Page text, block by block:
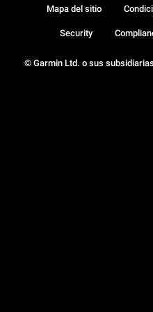
© Garmin Ltd. o sus
Mapa del sitio
Security